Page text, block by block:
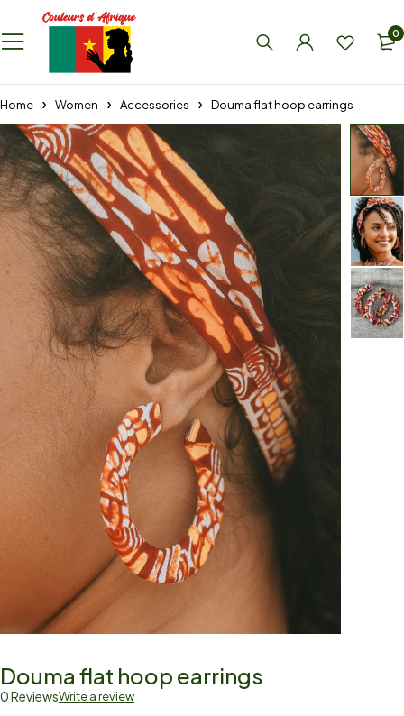
0
Home Women Accessories Douma flat hoop earrings
Douma flat hoop earrings
0 ReviewsWrite a review